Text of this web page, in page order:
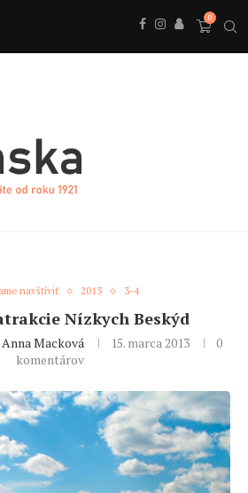
0
navštíviť 2013 3-4
Nízkych Beskýd
Macková 15. marca 2013
0
komentárov